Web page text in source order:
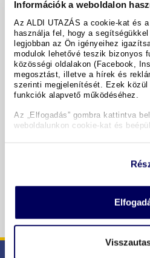
Információk a weboldalon
Az ALDI UTAZÁS a cookie-kat és
használja fel, hogy a
legjobban az Ön igényeihez
modulok lehetővé teszik bizonyos
közösségi oldalakon (Facebook,
megosztást, illetve a hírek és
szerinti megjelenítését. Ezek közül
funkciók alapvető működéséhez.
Az „Elfogadás” gombra kattintva
weboldalunkon cookie-kat és
A hotel részletei
Időpontok & árak
Copyright GIATA 2004 - 2026.
www.giata.com for client no. 122148
BIZTONSÁGOS